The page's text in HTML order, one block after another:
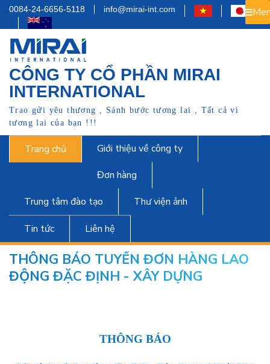
0084-24-6656-5118 info@mirai-int.com
CÔNG TY CỔ PHẦN MIRAI
INTERNATIONAL
Trao gửi yêu thương , Sánh bước tương lai , Tất cả vì
tương lai của bạn !!!
Trang chủ
Giới thiệu về công ty
Đơn hàng
Trung tâm đào tạo
Thư viện ảnh
Tin tức Liên hệ
THÔNG BÁO TUYỂN ĐƠN HÀNG LAO
ĐỘNG ĐẶC ĐỊNH - XÂY DỰNG
THÔNG BÁO